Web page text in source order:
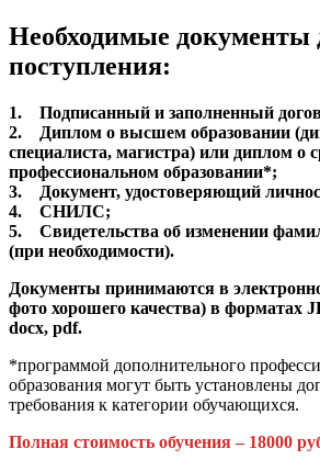
Необходимые документы
поступления:
1. Подписанный и заполненный
2. Диплом о высшем образовании
специалиста, магистра) или диплом о
профессиональном образовании*;
3. Документ, удостоверяющий
4. СНИЛС;
5. Свидетельства об изменении
(при необходимости).
Документы принимаются в
фото хорошего качества) в форматах
docx, pdf.
*программой дополнительного
образования могут быть установлены
требования к категории обучающихся.
Полная стоимость обучения – 18000